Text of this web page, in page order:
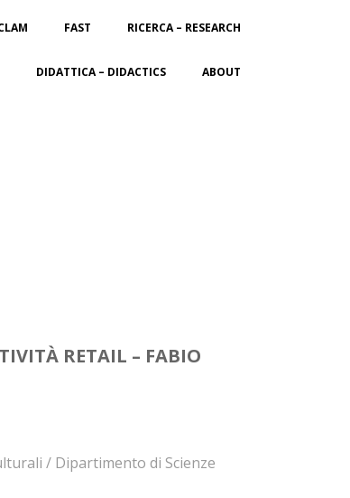
FAST RICERCA – RESEARCH
DIDATTICA – DIDACTICS ABOUT
RETAIL – FABIO
/ Dipartimento di Scienze